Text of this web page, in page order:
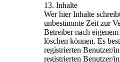
13. Inhalte
Wer hier Inhalte
unbestimmte Zeit zur
Betreiber nach
löschen können. Es
registrierten Benutzer/
registrierten Benutzer/